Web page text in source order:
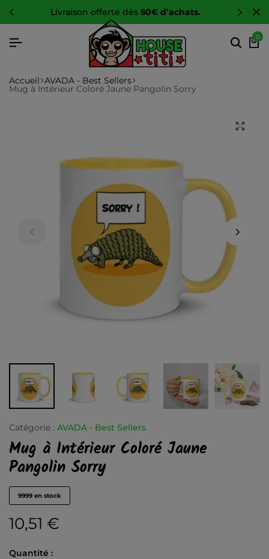
50€ d’achats. sur toute
0
Accueil AVADA - Best Sellers
Mug à Intérieur Coloré Jaune Pangolin Sorry
Catégorie : AVADA - Best Sellers
Mug à Intérieur Coloré Jaune
Pangolin Sorry
9999 en stock
10,51 €
Quantité :